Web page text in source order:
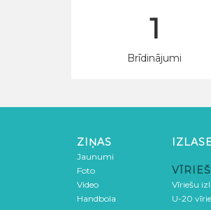
1
Brīdinājumi
ZIŅAS
Jaunumi
Foto
Video
Handbola
Vīriešu
U-20